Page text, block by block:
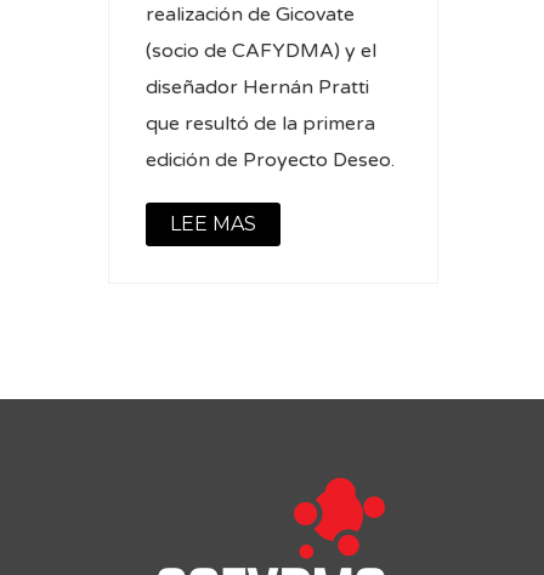
realización de Gicovate
(socio de CAFYDMA) y el
diseñador Hernán Pratti
que resultó de la primera
edición de Proyecto Deseo.
LEE MAS